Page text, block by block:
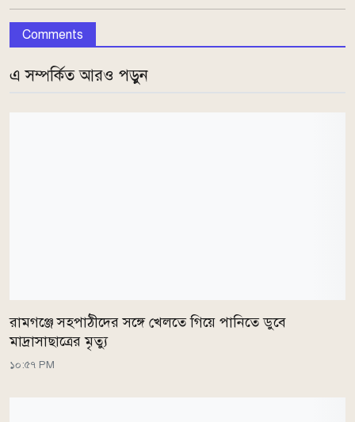
Comments
এ সম্পর্কিত আরও পড়ুন
রামগঞ্জে সহপাঠীদের সঙ্গে খেলতে গিয়ে পানিতে ডুবে
মাদ্রাসাছাত্রের মৃত্যু
১০:৫৭ PM